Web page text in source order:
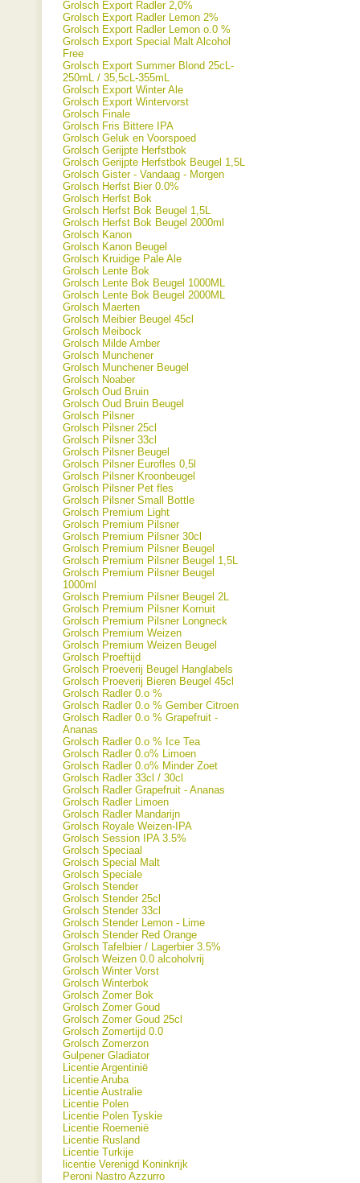
Grolsch Export Radler 2,0%
Grolsch Export Radler Lemon 2%
Grolsch Export Radler Lemon o.0 %
Grolsch Export Special Malt Alcohol
Free
Grolsch Export Summer Blond 25cL-
250mL / 35,5cL-355mL
Grolsch Export Winter Ale
Grolsch Export Wintervorst
Grolsch Finale
Grolsch Fris Bittere IPA
Grolsch Geluk en Voorspoed
Grolsch Gerijpte Herfstbok
Grolsch Gerijpte Herfstbok Beugel 1,5L
Grolsch Gister - Vandaag - Morgen
Grolsch Herfst Bier 0.0%
Grolsch Herfst Bok
Grolsch Herfst Bok Beugel 1,5L
Grolsch Herfst Bok Beugel 2000ml
Grolsch Kanon
Grolsch Kanon Beugel
Grolsch Kruidige Pale Ale
Grolsch Lente Bok
Grolsch Lente Bok Beugel 1000ML
Grolsch Lente Bok Beugel 2000ML
Grolsch Maerten
Grolsch Meibier Beugel 45cl
Grolsch Meibock
Grolsch Milde Amber
Grolsch Munchener
Grolsch Munchener Beugel
Grolsch Noaber
Grolsch Oud Bruin
Grolsch Oud Bruin Beugel
Grolsch Pilsner
Grolsch Pilsner 25cl
Grolsch Pilsner 33cl
Grolsch Pilsner Beugel
Grolsch Pilsner Eurofles 0,5l
Grolsch Pilsner Kroonbeugel
Grolsch Pilsner Pet fles
Grolsch Pilsner Small Bottle
Grolsch Premium Light
Grolsch Premium Pilsner
Grolsch Premium Pilsner 30cl
Grolsch Premium Pilsner Beugel
Grolsch Premium Pilsner Beugel 1,5L
Grolsch Premium Pilsner Beugel
1000ml
Grolsch Premium Pilsner Beugel 2L
Grolsch Premium Pilsner Kornuit
Grolsch Premium Pilsner Longneck
Grolsch Premium Weizen
Grolsch Premium Weizen Beugel
Grolsch Proeftijd
Grolsch Proeverij Beugel Hanglabels
Grolsch Proeverij Bieren Beugel 45cl
Grolsch Radler 0.o %
Grolsch Radler 0.o % Gember Citroen
Grolsch Radler 0.o % Grapefruit -
Ananas
Grolsch Radler 0.o % Ice Tea
Grolsch Radler 0.o% Limoen
Grolsch Radler 0.o% Minder Zoet
Grolsch Radler 33cl / 30cl
Grolsch Radler Grapefruit - Ananas
Grolsch Radler Limoen
Grolsch Radler Mandarijn
Grolsch Royale Weizen-IPA
Grolsch Session IPA 3.5%
Grolsch Speciaal
Grolsch Special Malt
Grolsch Speciale
Grolsch Stender
Grolsch Stender 25cl
Grolsch Stender 33cl
Grolsch Stender Lemon - Lime
Grolsch Stender Red Orange
Grolsch Tafelbier / Lagerbier 3.5%
Grolsch Weizen 0.0 alcoholvrij
Grolsch Winter Vorst
Grolsch Winterbok
Grolsch Zomer Bok
Grolsch Zomer Goud
Grolsch Zomer Goud 25cl
Grolsch Zomertijd 0.0
Grolsch Zomerzon
Gulpener Gladiator
Licentie Argentinië
Licentie Aruba
Licentie Australie
Licentie Polen
Licentie Polen Tyskie
Licentie Roemenië
Licentie Rusland
Licentie Turkije
licentie Verenigd Koninkrijk
Peroni Nastro Azzurro